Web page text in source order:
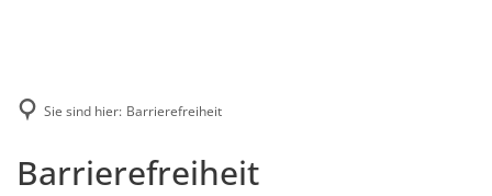
Sie sind hier: Barrierefreiheit
Barrierefreiheit
Barrierefreiheit